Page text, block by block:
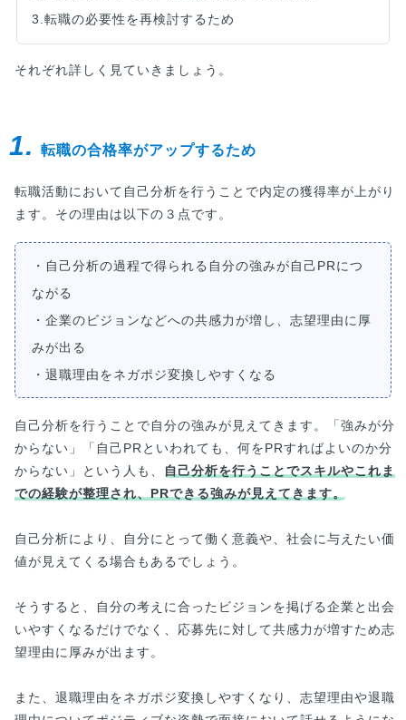
3.転職の必要性を再検討するため
それぞれ詳しく見ていきましょう。
1. 転職の合格率がアップするため
転職活動において自己分析を行うことで内定の獲得率が上がり
ます。その理由は以下の３点です。
・自己分析の過程で得られる自分の強みが自己PRにつ
ながる
・企業のビジョンなどへの共感力が増し、志望理由に厚
みが出る
・退職理由をネガポジ変換しやすくなる
自己分析を行うことで自分の強みが見えてきます。「強みが分
からない」「自己PRといわれても、何をPRすればよいのか分
からない」という人も、
自己分析を行うことでスキルやこれま
での経験が整理され、PRできる強みが見えてきます。
自己分析により、自分にとって働く意義や、社会に与えたい価
値が見えてくる場合もあるでしょう。
そうすると、自分の考えに合ったビジョンを掲げる企業と出会
いやすくなるだけでなく、応募先に対して共感力が増すため志
望理由に厚みが出ます。
また、退職理由をネガポジ変換しやすくなり、志望理由や退職